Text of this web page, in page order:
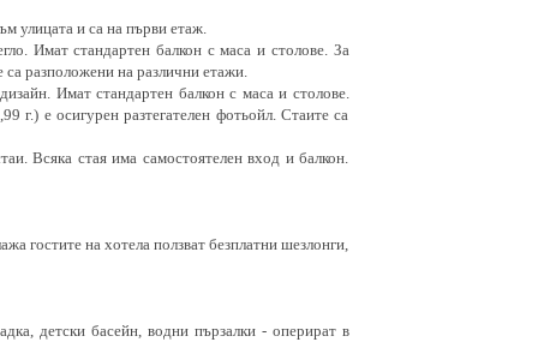
улицата и са на първи етаж.
Имат стандартен балкон с маса и столове. За
са разположени на различни етажи.
Имат стандартен балкон с маса и столове.
г.) е осигурен разтегателен фотьойл. Стаите са
Всяка стая има самостоятелен вход и балкон.
гостите на хотела ползват безплатни шезлонги,
детски басейн, водни пързалки - оперират в